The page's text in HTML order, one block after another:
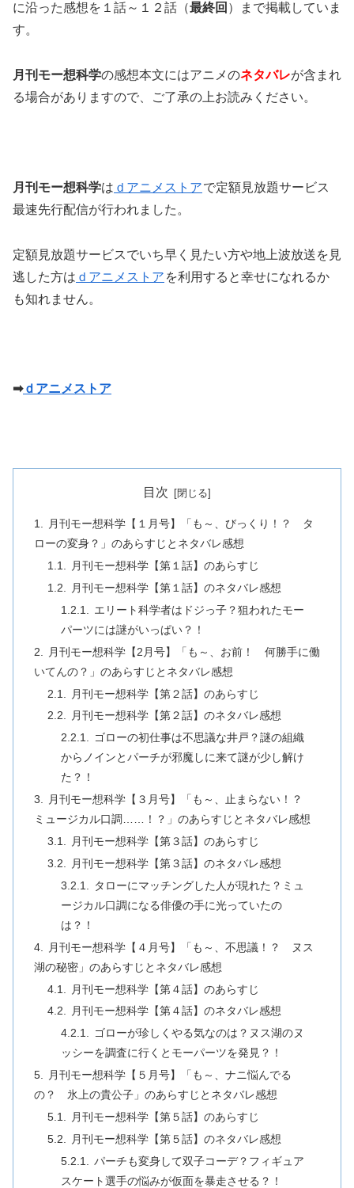
に沿った感想を１話～１２話（最終回 ）まで掲載していま
す。
月刊モー想科学の感想本文にはアニメのネタバレが含まれ
る場合がありますので、ご了承の上お読みください。
月刊モー想科学は ｄアニメストアで定額見放題サービス
最速先行配信が行われました。
定額見放題サービスでいち早く見たい方や地上波放送を見
逃した方は ｄアニメストア を利用すると幸せになれるか
も知れません。
➡ｄアニメストア
目次
月刊モー想科学【１月号】「も～、びっくり！？ タ
ローの変身？」のあらすじとネタバレ感想
月刊モー想科学【第１話】のあらすじ
月刊モー想科学【第１話】のネタバレ感想
エリート科学者はドジっ子？狙われたモー
パーツには謎がいっぱい？！
月刊モー想科学【2月号】「も～、お前！ 何勝手に働
いてんの？」のあらすじとネタバレ感想
月刊モー想科学【第２話】のあらすじ
月刊モー想科学【第２話】のネタバレ感想
ゴローの初仕事は不思議な井戸？謎の組織
からノインとパーチが邪魔しに来て謎が少し解け
た？！
月刊モー想科学【３月号】「も～、止まらない！？
ミュージカル口調……！？」のあらすじとネタバレ感想
月刊モー想科学【第３話】のあらすじ
月刊モー想科学【第３話】のネタバレ感想
タローにマッチングした人が現れた？ミュ
ージカル口調になる俳優の手に光っていたの
は？！
月刊モー想科学【４月号】「も～、不思議！？ ヌス
湖の秘密」のあらすじとネタバレ感想
月刊モー想科学【第４話】のあらすじ
月刊モー想科学【第４話】のネタバレ感想
ゴローが珍しくやる気なのは？ヌス湖のヌ
ッシーを調査に行くとモーパーツを発見？！
月刊モー想科学【５月号】「も～、ナニ悩んでる
の？ 氷上の貴公子」のあらすじとネタバレ感想
月刊モー想科学【第５話】のあらすじ
月刊モー想科学【第５話】のネタバレ感想
パーチも変身して双子コーデ？フィギュア
スケート選手の悩みが仮面を暴走させる？！